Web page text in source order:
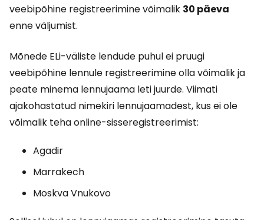
veebipõhine registreerimine võimalik 30 päeva
enne väljumist.
Mõnede ELi-väliste lendude puhul ei pruugi
veebipõhine lennule registreerimine olla võimalik ja
peate minema lennujaama leti juurde. Viimati
ajakohastatud nimekiri lennujaamadest, kus ei ole
võimalik teha online-sisseregistreerimist:
Agadir
Marrakech
Moskva Vnukovo